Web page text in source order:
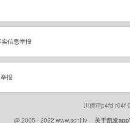
信息举报
报
川预审p4fd-
@ 2005 - 2022 www.scnj.tv 关于凯发